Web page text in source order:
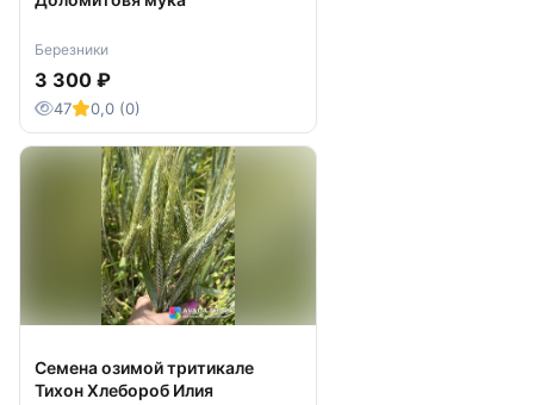
Березники
3 300 ₽
47 0,0 (0)
Семена озимой тритикале
Тихон Хлебороб Илия